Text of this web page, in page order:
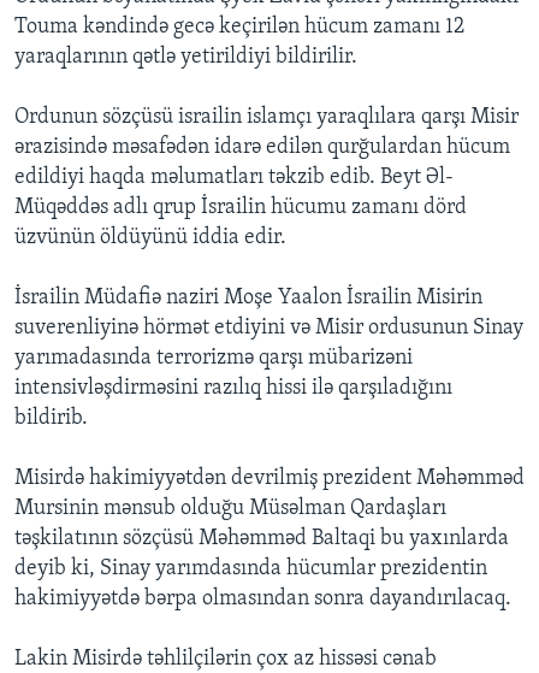
Touma kəndində gecə keçirilən hücum zamanı 12
yaraqlarının qətlə yetirildiyi bildirilir.
Ordunun sözçüsü israilin islamçı yaraqlılara qarşı Misir
ərazisində məsafədən idarə edilən qurğulardan hücum
edildiyi haqda məlumatları təkzib edib. Beyt Əl-
Müqəddəs adlı qrup İsrailin hücumu zamanı dörd
üzvünün öldüyünü iddia edir.
İsrailin Müdafiə naziri Moşe Yaalon İsrailin Misirin
suverenliyinə hörmət etdiyini və Misir ordusunun Sinay
yarımadasında terrorizmə qarşı mübarizəni
intensivləşdirməsini razılıq hissi ilə qarşıladığını
bildirib.
Misirdə hakimiyyətdən devrilmiş prezident Məhəmməd
Mursinin mənsub olduğu Müsəlman Qardaşları
təşkilatının sözçüsü Məhəmməd Baltaqi bu yaxınlarda
deyib ki, Sinay yarımdasında hücumlar prezidentin
hakimiyyətdə bərpa olmasından sonra dayandırılacaq.
Lakin Misirdə təhlilçilərin çox az hissəsi cənab